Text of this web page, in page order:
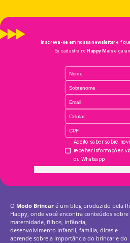
O Modo Brincar é um blog produzido pela Ri
Happy, onde você encontra conteúdos sobre
maternidade, filhos, infância,
desenvolvimento infantil, família, dicas e
aprende sobre a importância do brincar e do